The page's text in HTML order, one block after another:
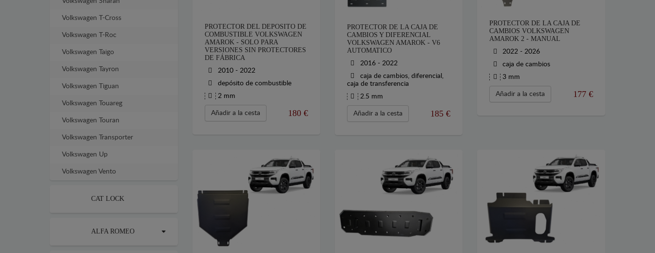
Volkswagen T-Cross
Volkswagen T-Roc
Volkswagen Taigo
Volkswagen Tayron
Volkswagen Tiguan
Volkswagen Touareg
Volkswagen Touran
Volkswagen Transporter
Volkswagen Up
Volkswagen Vento
CAT LOCK
ALFA ROMEO
PROTECTOR DEL DEPOSITO DE
COMBUSTIBLE VOLKSWAGEN
AMAROK - SOLO PARA
VERSIONES SIN PROTECTORES
DE FÁBRICA
2010 - 2022
depósito de combustible
2 mm
Añadir a la cesta 180€
PROTECTOR DE LA CAJA DE
CAMBIOS Y DIFERENCIAL
VOLKSWAGEN AMAROK - V6
AUTOMATICO
2016 - 2022
caja de cambios, diferencial,
caja de transferencia
2.5 mm
Añadir a la cesta 185 €
PROTECTOR DE LA CAJA DE
CAMBIOS VOLKSWAGEN
AMAROK 2 - MANUAL
2022 - 2026
caja de cambios
3 mm
Añadir a la cesta 177€